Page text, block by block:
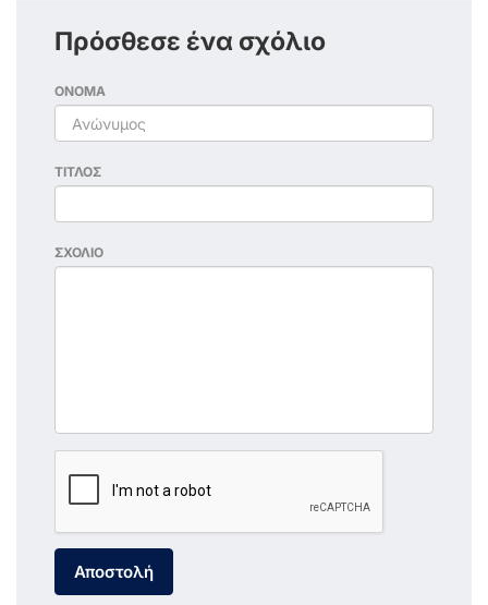
Πρόσθεσε ένα σχόλιο
ΟΝΟΜΑ
ΤΙΤΛΟΣ
ΣΧΟΛΙΟ
Αποστολή